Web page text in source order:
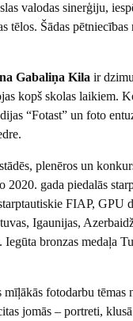
valodas sinerģiju,
tēlos. Šādas pētniecības
Gabaliņa Kila ir
kopš skolas laikiem.
“Fotast” un foto
plenēros un
2020. gada piedalās
FIAP, GPU
Igaunijas,
bronzas medaļa
fotodarbu tēmas
jomās – portreti,